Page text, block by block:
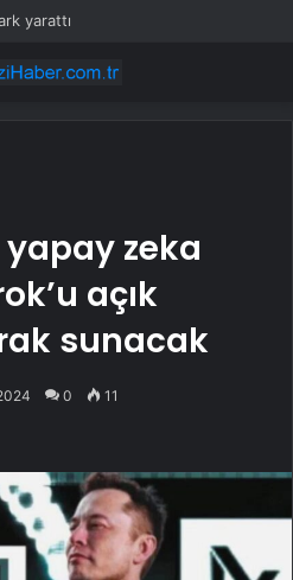
yarattı
yapay zeka
açık
sunacak
0 11